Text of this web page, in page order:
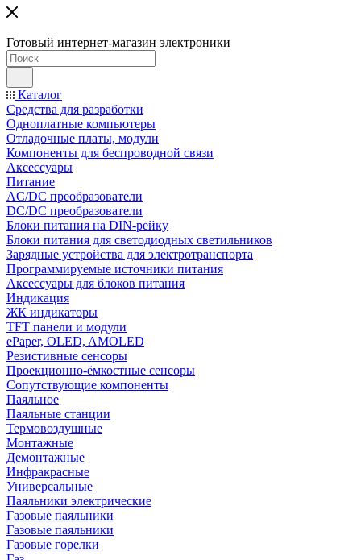
Готовый интернет-магазин электроники
Каталог
Средства для разработки
Одноплатные компьютеры
Отладочные платы, модули
Компоненты для беспроводной связи
Аксессуары
Питание
AC/DC преобразователи
DC/DC преобразователи
Блоки питания на DIN-рейку
Блоки питания для светодиодных светильников
Зарядные устройства для электротранспорта
Программируемые источники питания
Аксессуары для блоков питания
Индикация
ЖК индикаторы
TFT панели и модули
ePaper, OLED, AMOLED
Резистивные сенсоры
Проекционно-ёмкостные сенсоры
Сопутствующие компоненты
Паяльное
Паяльные станции
Термовоздушные
Монтажные
Демонтажные
Инфракрасные
Универсальные
Паяльники электрические
Газовые паяльники
Газовые паяльники
Газовые горелки